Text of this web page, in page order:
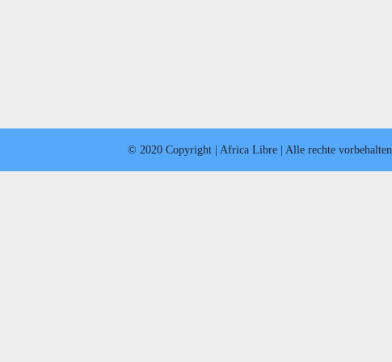
© 2020 Copyright | Africa Libre | Alle rechte vorbehalten